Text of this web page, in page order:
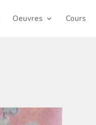
Oeuvres Cours